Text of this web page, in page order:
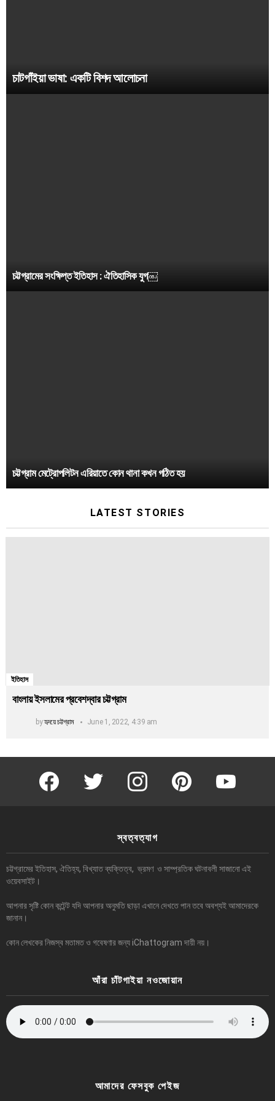
চাটগাঁইয়া ভাষা: একটি বিশদ আলোচনা
চট্টগ্রামের সংক্ষিপ্ত ইতিহাস : ঐতিহাসিক যুগ￼
চট্টগ্রাম মেট্রোপলিটন এরিয়াতে কোন থানা কখন গঠিত হয়
LATEST STORIES
ইতিহাস
বাংলায় ইসলামের প্রবেশদ্বার চট্টগ্রাম
byহৃদয়ে চট্টগ্রাম June 1, 2022, 4:39 am
facebook twitter instagram pinterest youtube
স্বত্বত্যাগ
চট্টগ্রামের ইতিহাস, ঐতিহ্য, বিখ্যাত ব্যক্তিত্ব, ভ্রমণ ও সাম্প্রতিক ঘটনাবলী সাজানো এই
ওয়েবসাইট।
আপনার সৃষ্টি কোন কন্টেন্ট যদি আপনার অনুমতি ছাড়া এখানে দেখতে পান তবে অবশ্যই আমাদেরকে
জানান।
কোন লেখকের নিজস্ব মতামত ও গবেষণার জন্য iChattogram দায়ী নয়।
আঁরা চাঁটগাইয়া নওজোয়ান
আমাদের ফেসবুক পেইজ